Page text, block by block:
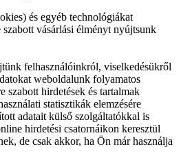
és egyéb technológiákat
vásárlási élményt nyújtsunk
felhasználóinkról, viselkedésükről
weboldalunk folyamatos
szabott hirdetések és tartalmak
statisztikák elemzésére
adatait külső szolgáltatókkal is
hirdetési csatornáikon keresztül
de csak akkor, ha Ön már használja